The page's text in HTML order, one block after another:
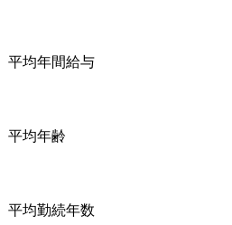
平均年間給与
平均年齢
平均勤続年数